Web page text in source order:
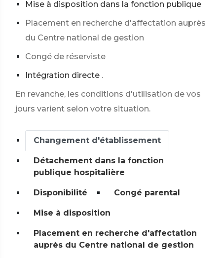
Mise à disposition dans la fonction publique
Placement en recherche d'affectation auprès
du Centre national de gestion
Congé de réserviste
Intégration directe .
En revanche, les conditions d'utilisation de vos
jours varient selon votre situation.
Changement d'établissement
Détachement dans la fonction
publique hospitalière
Disponibilité Congé parental
Mise à disposition
Placement en recherche d'affectation
auprès du Centre national de gestion